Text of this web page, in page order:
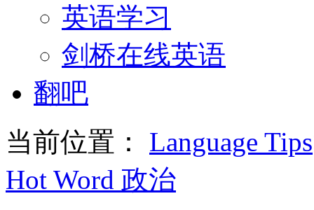
英语学习
剑桥在线英语
翻吧
当前位置： Language Tips
Hot Word 政治